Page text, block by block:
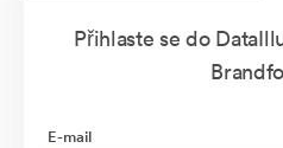
Přihlaste se do
E-mail